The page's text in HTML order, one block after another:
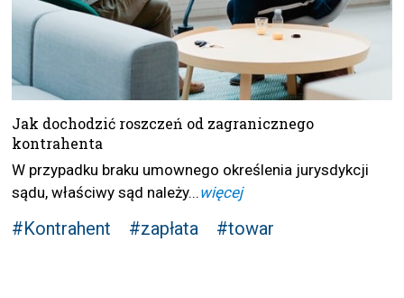
Jak dochodzić roszczeń od zagranicznego
kontrahenta
W przypadku braku umownego określenia jurysdykcji
sądu, właściwy sąd należy...więcej
#Kontrahent #zapłata #towar